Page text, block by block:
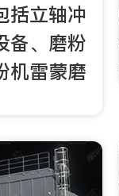
括立轴冲
备、磨粉
机雷蒙磨